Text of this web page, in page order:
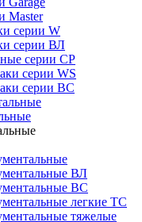
Master
серии W
серии ВЛ
серии СР
серии WS
серии ВС
ВЛ
ВС
легкие ТС
тяжелые